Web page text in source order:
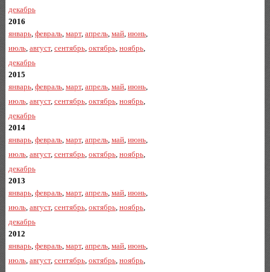
декабрь
2016
январь, февраль, март, апрель, май, июнь,
июль, август, сентябрь, октябрь, ноябрь,
декабрь
2015
январь, февраль, март, апрель, май, июнь,
июль, август, сентябрь, октябрь, ноябрь,
декабрь
2014
январь, февраль, март, апрель, май, июнь,
июль, август, сентябрь, октябрь, ноябрь,
декабрь
2013
январь, февраль, март, апрель, май, июнь,
июль, август, сентябрь, октябрь, ноябрь,
декабрь
2012
январь, февраль, март, апрель, май, июнь,
июль, август, сентябрь, октябрь, ноябрь,